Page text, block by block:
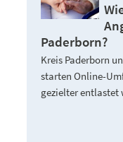
Paderborn?
Kreis Paderborn
starten Online-
gezielter entlastet